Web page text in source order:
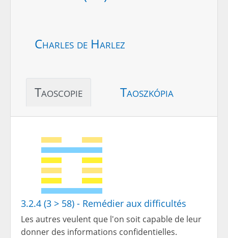
Charles de Harlez
Taoscopie Taoszkópia
3.2.4 (3 > 58) - Remédier aux difficultés
Les autres veulent que l'on soit capable de leur
donner des informations confidentielles.